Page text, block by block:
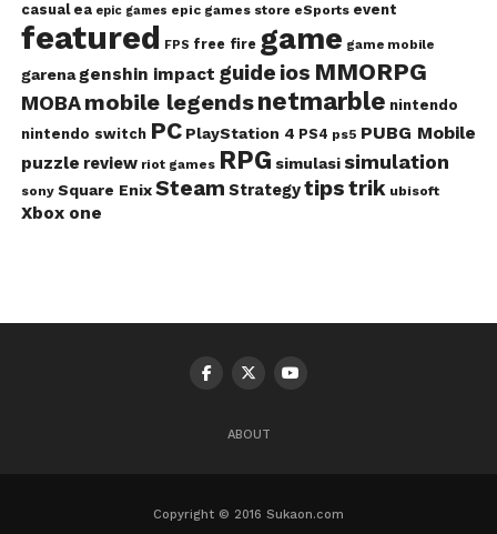
casual ea epic games epic games store eSports event
featured FPS free fire game game mobile
garena genshin impact guide ios MMORPG
MOBA mobile legendsnetmarble nintendo
nintendo switch PC PlayStation 4 PS4 ps5 PUBG Mobile
puzzle review riot games RPG simulasi simulation
sony Square Enix Steam Strategytipstrik ubisoft
Xbox one
ABOUT
Copyright © 2016 Sukaon.com